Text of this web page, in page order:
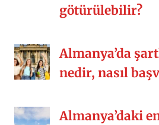
götürülebilir?
Almanya’da
nedir, nasıl
Almanya’daki